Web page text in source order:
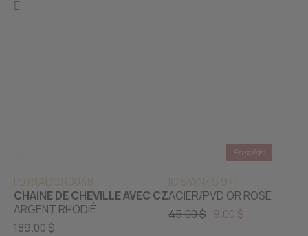
PJ R1ADQR0048
CHAINE DE CHEVILLE AVEC CZ
ARGENT RHODIÉ
189.00 $
En solde
IG SWN49 9+1
ACIER/PVD OR ROSE
45.00 $ 9.00 $